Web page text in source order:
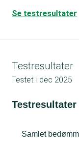
Se testresultater
Testresultater
Testet i dec 2025
Testresultater
Samlet